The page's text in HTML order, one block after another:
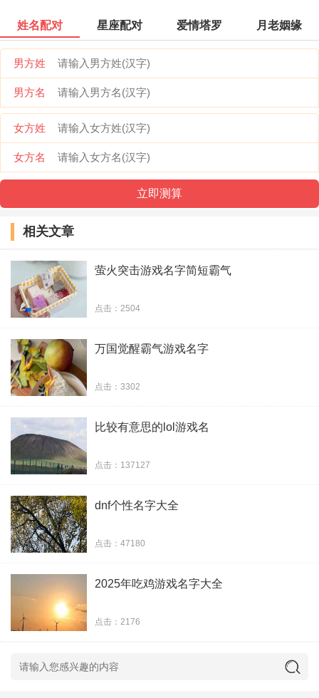
人不风流枉少年
画个圈圈◎诅咒伱
移動用戶歡迎妳
買好関材傤惹姐
隔岸观火~我不救
谁不想与视争锋
拉著粑粑唱清歌
时光煮酒醉浮生
一世妖娆゛只为你
你，输得无话可说
一尘不染小郎君
如花般破碎流年
落地樱花、满地残
风起而散的日子
樱花散落的季节
回憶乀悲傷的旋律
擁抱太陽的孩子
姓名配对 星座配对 爱情塔罗 月老姻缘
男方姓
男方名
女方姓
女方名
相关文章
萤火突击游戏名字简短霸气
点击：2504
万国觉醒霸气游戏名字
点击：3302
比较有意思的lol游戏名
点击：137127
dnf个性名字大全
点击：47180
2025年吃鸡游戏名字大全
点击：2176